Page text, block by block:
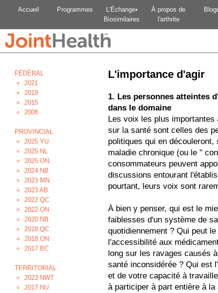
Accueil Programmes
L'Échange•
Biosimilaires
À propos de
l'arthrite
FÉDÉRAL
2021
2019
2015
2008
PROVINCIAL
2025 YU
2025 NL
2025 ON
2024 NB
2023 MN
2023 AB
2022 QC
2022 ON
2020 NB
2018 QC
2018 ON
2017 BC
TERRITORIAL
2023 NWT
2017 NU
L'importance d'agir
1. Les personnes atteintes
dans le domaine
Les voix les plus
sur la santé sont celles des
politiques qui en
maladie chronique (ou le "
consommateurs peuvent
discussions entourant
pourtant, leurs voix sont
À bien y penser, qui est le
faiblesses d'un système de
quotidiennement ? Qui peut
l'accessibilité aux
long sur les ravages causés
santé inconsidérée ? Qui est
et de votre capacité à
à participer à part entière à